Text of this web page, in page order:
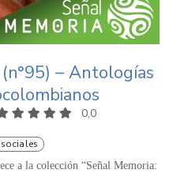
– Antologías
0,0
a la colección “Señal Memoria: